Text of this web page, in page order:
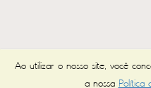
Ao utilizar o nosso site, você
a nossa Política